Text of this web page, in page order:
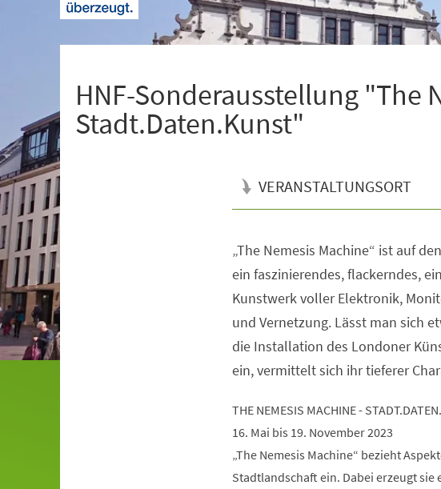
HNF-Sonderausstellung "The
Stadt.Daten.Kunst"
VERANSTALTUNGSORT
„The Nemesis Machine“ ist auf
ein faszinierendes, flackerndes,
Kunstwerk voller Elektronik,
und Vernetzung. Lässt man sich
die Installation des Londoner
ein, vermittelt sich ihr tieferer
THE NEMESIS MACHINE -
16. Mai bis 19. November 2023
„The Nemesis Machine“ bezieht
Stadtlandschaft ein. Dabei erzeugt